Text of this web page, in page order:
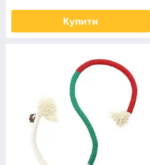
Купити